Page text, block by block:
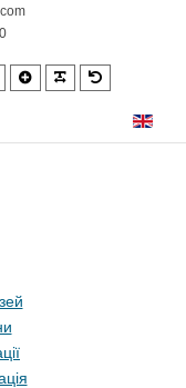
Smaller
font
Larger
font